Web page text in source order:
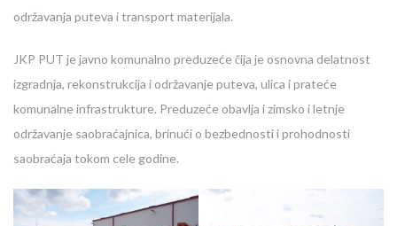
održavanja puteva i transport materijala.
JKP PUT je javno komunalno preduzeće čija je osnovna delatnost
izgradnja, rekonstrukcija i održavanje puteva, ulica i prateće
komunalne infrastrukture. Preduzeće obavlja i zimsko i letnje
održavanje saobraćajnica, brinući o bezbednosti i prohodnosti
saobraćaja tokom cele godine.